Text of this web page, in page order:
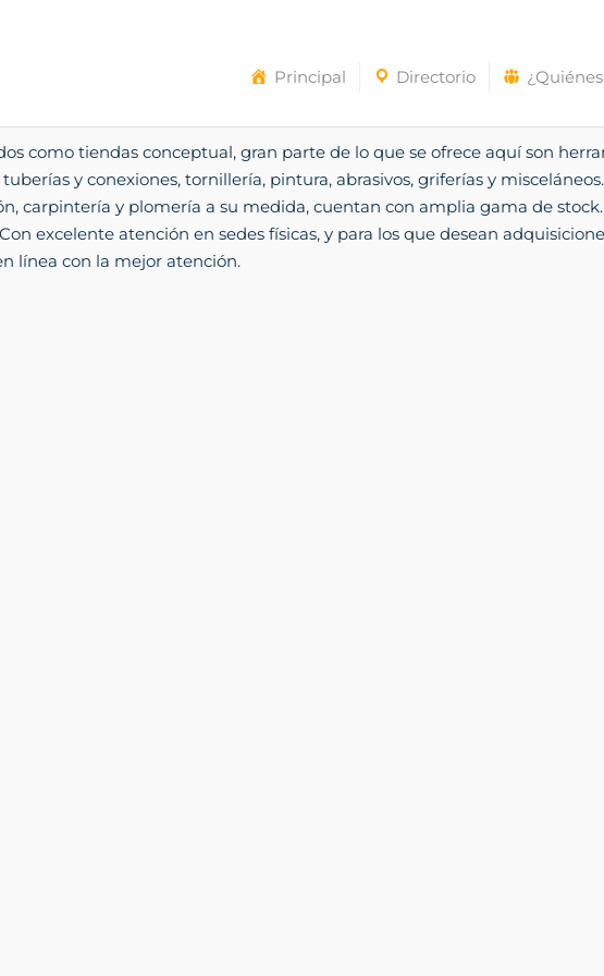
Principal Directorio
como tiendas conceptual, gran parte de lo que se ofrece aquí son
y conexiones, tornillería, pintura, abrasivos, griferías y
carpintería y plomería a su medida, cuentan con amplia gama de
excelente atención en sedes físicas, y para los que desean
línea con la mejor atención.